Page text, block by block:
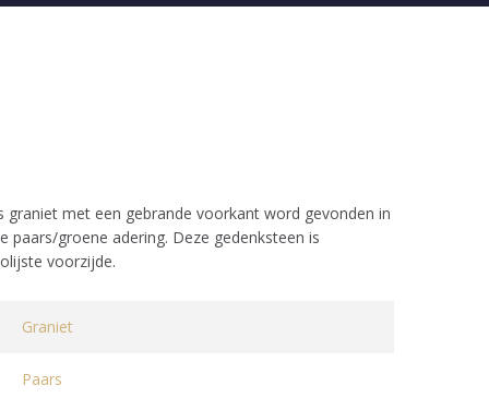
graniet met een gebrande voorkant word gevonden in
paars/groene adering. Deze gedenksteen is
voorzijde.
Graniet
Paars